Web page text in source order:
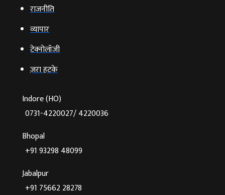
राजनीति
व्‍यापार
टेक्‍नोलॉजी
ज़रा हटके
Indore (HO)
0731-4220027/ 4220036
Bhopal
+91 93298 48099
Jabalpur
+91 75662 28278